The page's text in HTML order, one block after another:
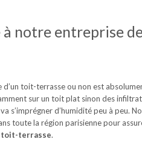
notre entreprise
d’un toit-terrasse ou non est
sur un toit plat sinon des
s’imprégner d’humidité peu à peu.
toute la région parisienne pour
terrasse.